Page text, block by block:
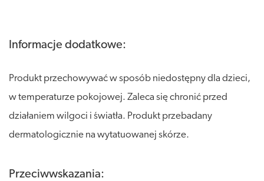
Informacje dodatkowe:
Produkt przechowywać w sposób niedostępny dla dzieci,
w temperaturze pokojowej. Zaleca się chronić przed
działaniem wilgoci i światła. Produkt przebadany
dermatologicznie na wytatuowanej skórze.
Przeciwwskazania: